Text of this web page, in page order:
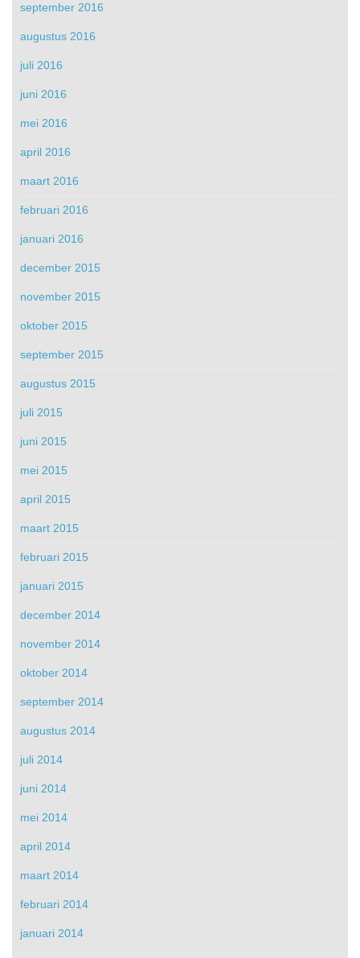
september 2016
augustus 2016
juli 2016
juni 2016
mei 2016
april 2016
maart 2016
februari 2016
januari 2016
december 2015
november 2015
oktober 2015
september 2015
augustus 2015
juli 2015
juni 2015
mei 2015
april 2015
maart 2015
februari 2015
januari 2015
december 2014
november 2014
oktober 2014
september 2014
augustus 2014
juli 2014
juni 2014
mei 2014
april 2014
maart 2014
februari 2014
januari 2014